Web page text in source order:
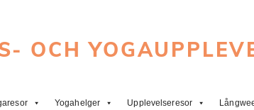
OCH
Yogahelger Upplevelseresor